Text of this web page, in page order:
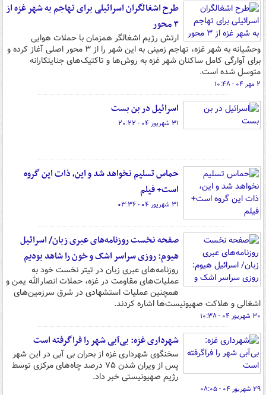
طرح اشغالگران اسرائیلی برای تهاجم به شهر غزه از
۳ محور
ارتش رژیم اشغالگر همزمان با حملات هوایی
وحشیانه به شهر غزه، تهاجم زمینی به این شهر را از ۳ محور اصلی آغاز کرده و
برای آوارگی کامل ساکنان شهر غزه به روش‌ها و تاکتیک‌های جنایتکارانه
متوسل شده است.
۲ مهر ۰۴ - ۱۰:۴۸
اسرائیل در بن بست
۳۱ شهریور ۰۴ - ۲۰:۲۲
حماس تسلیم نخواهد شد و این، ذات این گروه
است+ فیلم
۳۱ شهریور ۰۴ - ۰۳:۳۶
صفحه نخست روزنامه‌های عبری زبان/ اسرائیل
هیوم: روزی سراسر اشک و خون را شاهد بودیم
روزنامه‌های عبری زبان در تیتر نخست خود به
عملیات‌های مقاومت در غزه، حملات انصارالله یمن و
همچنین عملیات استشهادی در شرق سرزمین‌های
اشغالی و هلاکت صهیونیست‌ها اشاره کردند.
۳۰ شهریور ۰۴ - ۱۰:۳۸
شهرداری غزه: بی‌آبی شهر را فراگرفته است
سخنگوی شهرداری غزه از بحران بی آبی در این شهر
پس از ویران شدن ۷۵ درصد چاه‌های مرکزی توسط
رژیم صهیونیستی خبر داد.
۲۹ شهریور ۰۴ - ۰۸:۰۵